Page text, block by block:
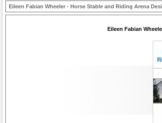
Eileen Fabian Wheeler - Horse Stable and Riding Arena
Eileen Fabian